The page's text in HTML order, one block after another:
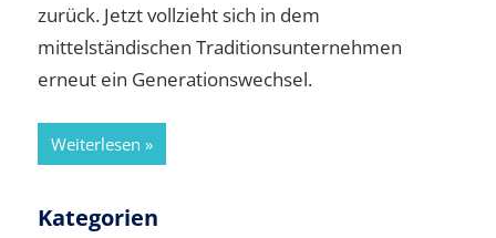
zurück. Jetzt vollzieht sich in dem
mittelständischen Traditionsunternehmen
erneut ein Generationswechsel.
Weiterlesen
Kategorien